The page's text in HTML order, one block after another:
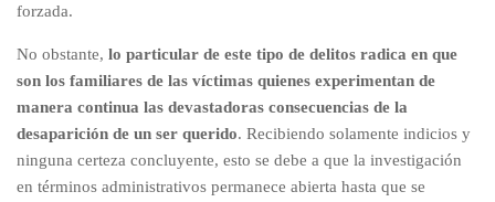
forzada.
No obstante, lo particular de este tipo de delitos radica en que
son los familiares de las víctimas quienes experimentan de
manera continua las devastadoras consecuencias de la
desaparición de un ser querido. Recibiendo solamente indicios y
ninguna certeza concluyente, esto se debe a que la investigación
en términos administrativos permanece abierta hasta que se